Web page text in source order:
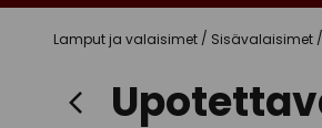
Lamput ja valaisimet Sisävalaisimet